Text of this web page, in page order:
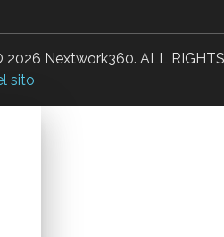
Nextwork360. ALL RIGHTS
sito